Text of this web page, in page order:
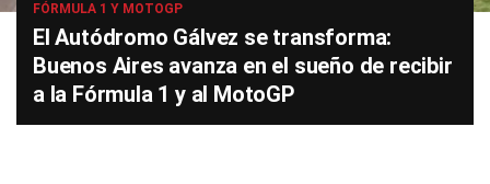
FÓRMULA 1 Y MOTOGP
El Autódromo Gálvez se transforma:
Buenos Aires avanza en el sueño de recibir
a la Fórmula 1 y al MotoGP